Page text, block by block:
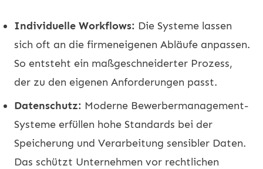
Individuelle Workflows: Die Systeme lassen
sich oft an die firmeneigenen Abläufe anpassen.
So entsteht ein maßgeschneiderter Prozess,
der zu den eigenen Anforderungen passt.
Datenschutz: Moderne Bewerbermanagement-
Systeme erfüllen hohe Standards bei der
Speicherung und Verarbeitung sensibler Daten.
Das schützt Unternehmen vor rechtlichen